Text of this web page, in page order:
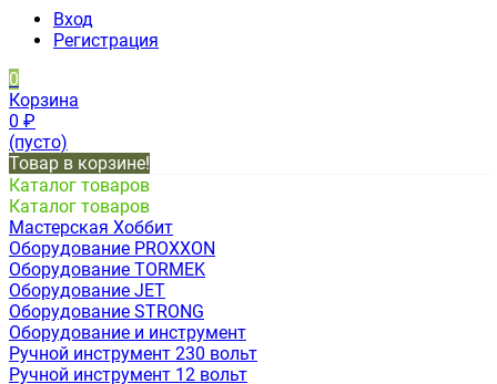
Вход
Регистрация
0
Корзина
0 ₽
(пусто)
Товар в корзине!
Каталог товаров
Каталог товаров
Мастерская Хоббит
Оборудование PROXXON
Оборудование TORMEK
Оборудование JET
Оборудование STRONG
Оборудование и инструмент
Ручной инструмент 230 вольт
Ручной инструмент 12 вольт